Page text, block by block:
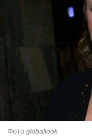
Фото globallook